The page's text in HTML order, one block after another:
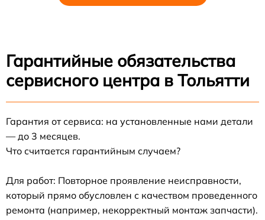
Гарантийные обязательства
сервисного центра в Тольятти
Гарантия от сервиса: на установленные нами детали
— до 3 месяцев.
Что считается гарантийным случаем?
Для работ: Повторное проявление неисправности,
который прямо обусловлен с качеством проведенного
ремонта (например, некорректный монтаж запчасти).